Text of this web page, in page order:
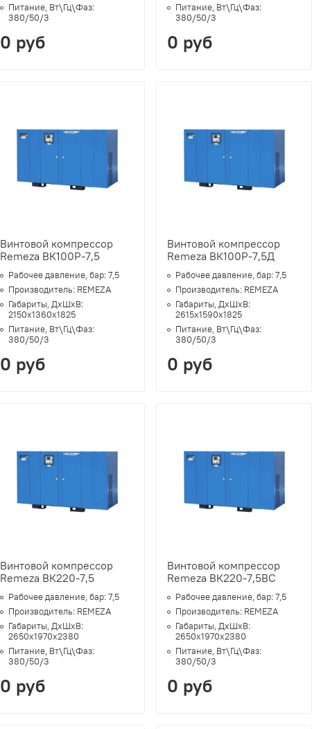
Питание, Вт\Гц\Фаз:
380/50/3
0 руб
Питание, Вт\Гц\Фаз:
380/50/3
0 руб
Винтовой компрессор
Remeza ВК100Р-7,5
Рабочее давление, бар:7,5
Производитель: REMEZA
Габариты, ДхШхВ:
2150х1360х1825
Питание, Вт\Гц\Фаз:
380/50/3
0 руб
Винтовой компрессор
Remeza ВК100Р-7,5Д
Рабочее давление, бар:7,5
Производитель: REMEZA
Габариты, ДхШхВ:
2615х1590х1825
Питание, Вт\Гц\Фаз:
380/50/3
0 руб
Винтовой компрессор
Remeza ВК220-7,5
Рабочее давление, бар:7,5
Производитель: REMEZA
Габариты, ДхШхВ:
2650х1970х2380
Питание, Вт\Гц\Фаз:
380/50/3
0 руб
Винтовой компрессор
Remeza ВК220-7,5ВС
Рабочее давление, бар:7,5
Производитель: REMEZA
Габариты, ДхШхВ:
2650х1970х2380
Питание, Вт\Гц\Фаз:
380/50/3
0 руб